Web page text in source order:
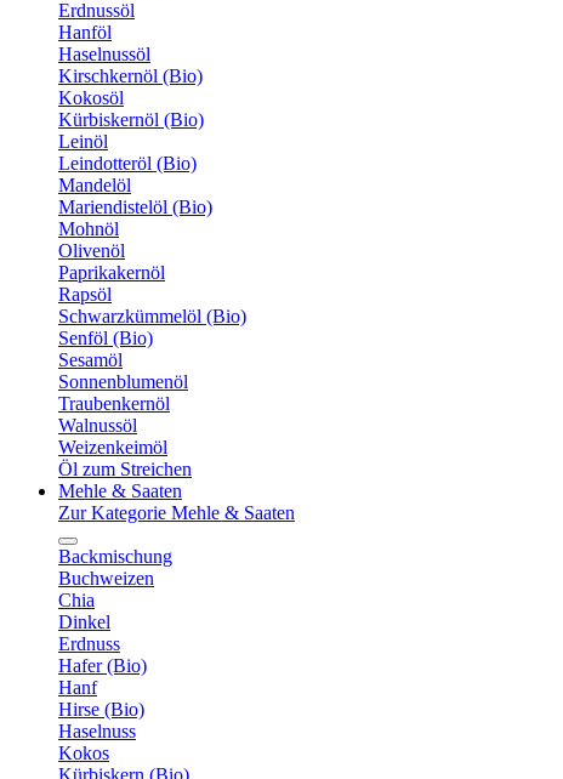
Erdnussöl
Hanföl
Haselnussöl
Kirschkernöl (Bio)
Kokosöl
Kürbiskernöl (Bio)
Leinöl
Leindotteröl (Bio)
Mandelöl
Mariendistelöl (Bio)
Mohnöl
Olivenöl
Paprikakernöl
Rapsöl
Schwarzkümmelöl (Bio)
Senföl (Bio)
Sesamöl
Sonnenblumenöl
Traubenkernöl
Walnussöl
Weizenkeimöl
Öl zum Streichen
Mehle & Saaten
Zur Kategorie Mehle & Saaten
Backmischung
Buchweizen
Chia
Dinkel
Erdnuss
Hafer (Bio)
Hanf
Hirse (Bio)
Haselnuss
Kokos
Kürbiskern (Bio)